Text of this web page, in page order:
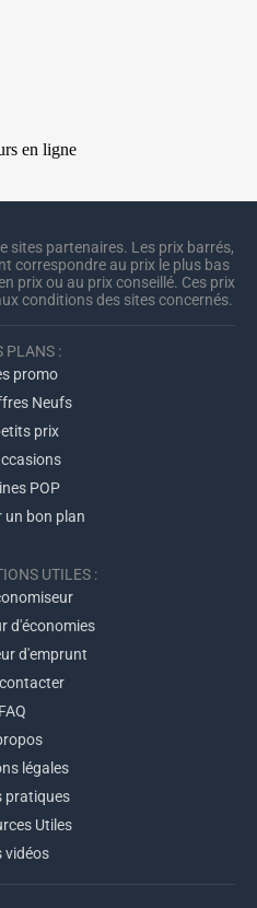
sites partenaires. Les prix barrés,
correspondre au prix le plus bas
prix ou au prix conseillé. Ces prix
conditions des sites concernés.
PLANS :
promo
Neufs
prix
POP
un bon plan
UTILES :
d'économies
d'emprunt
FAQ
légales
pratiques
Utiles
vidéos